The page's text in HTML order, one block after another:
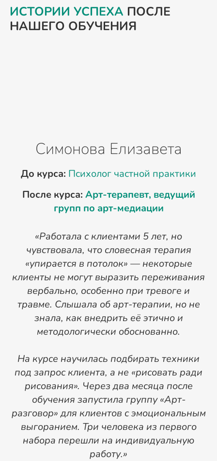
ИСТОРИИ УСПЕХА ПОСЛЕ
НАШЕГО ОБУЧЕНИЯ
Симонова Елизавета
До курса: Психолог частной практики
После курса: Арт-терапевт, ведущий
групп по арт-медиации
«Работала с клиентами 5 лет, но
чувствовала, что словесная терапия
«упирается в потолок» — некоторые
клиенты не могут выразить переживания
вербально, особенно при тревоге и
травме. Слышала об арт-терапии, но не
знала, как внедрить её этично и
методологически обоснованно.
На курсе научилась подбирать техники
под запрос клиента, а не «рисовать ради
рисования». Через два месяца после
обучения запустила группу «Арт-
разговор» для клиентов с эмоциональным
выгоранием. Три человека из первого
набора перешли на индивидуальную
работу.»